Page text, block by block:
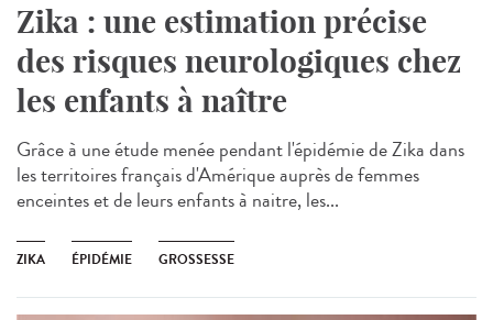
Zika : une estimation précise
des risques neurologiques chez
les enfants à naître
Grâce à une étude menée pendant l'épidémie de Zika dans
les territoires français d'Amérique auprès de femmes
enceintes et de leurs enfants à naitre, les...
ZIKA ÉPIDÉMIE GROSSESSE